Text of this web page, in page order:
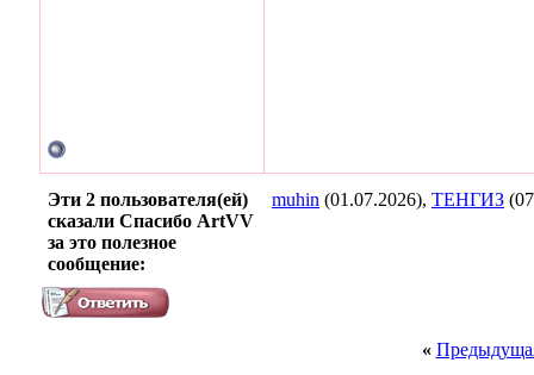
Эти 2 пользователя(ей)
сказали Спасибо ArtVV
за это полезное
сообщение:
muhin (01.07.2026), ТЕНГИЗ
«